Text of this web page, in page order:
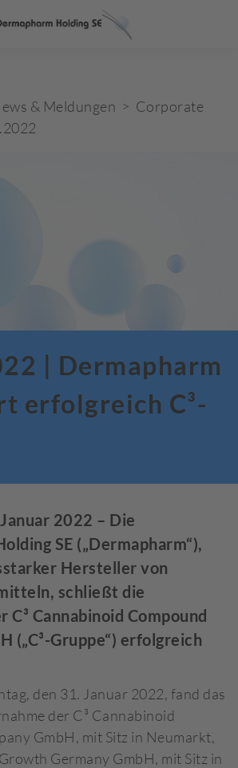
& Meldungen > Corporate
| Dermapharm
erfolgreich C³-
2022 – Die
SE („Dermapharm“),
Hersteller von
schließt die
C³ Cannabinoid Compound
(„C³-Gruppe“) erfolgreich
den 31. Januar 2022, fand das
der C³ Cannabinoid
GmbH, mit Sitz in Neumarkt,
Germany GmbH, mit Sitz in